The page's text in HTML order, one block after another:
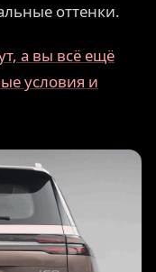
оттенки.
а вы всё ещё
условия и